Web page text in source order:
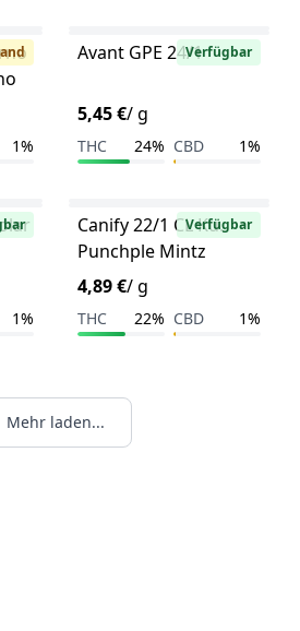
1%
Verfügbar
Avant GPE 24/1
5,45 €/ g
THC 24% CBD 1%
1%
Verfügbar
Canify 22/1 CL Ku.
Punchple Mintz
4,89 €/ g
THC 22% CBD 1%
Mehr laden...